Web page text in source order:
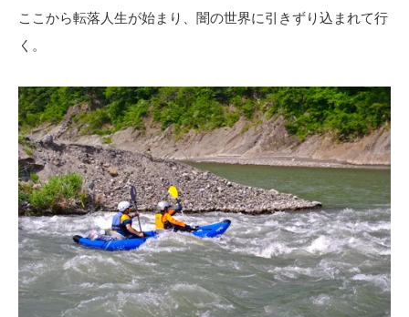
ここから転落人生が始まり、闇の世界に引きずり込まれて行
く。